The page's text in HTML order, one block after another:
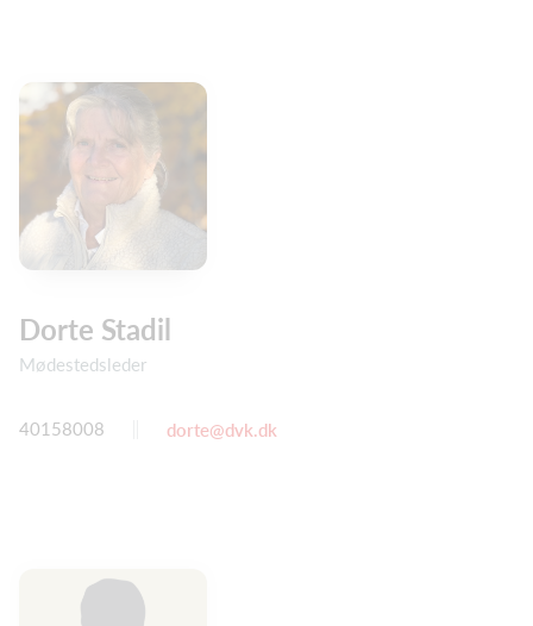
Dorte Stadil
Mødestedsleder
40158008 dorte@dvk.dk